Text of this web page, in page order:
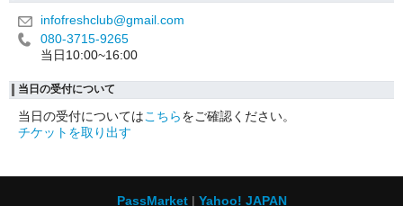
infofreshclub@gmail.com
080-3715-9265
当日10:00~16:00
当日の受付について
当日の受付についてはこちらをご確認ください。
チケットを取り出す
PassMarket Yahoo! JAPAN